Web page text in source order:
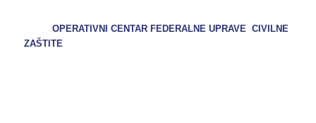
OPERATIVNI CENTAR FEDERALNE UPRAVE CIVILNE
ZAŠTITE